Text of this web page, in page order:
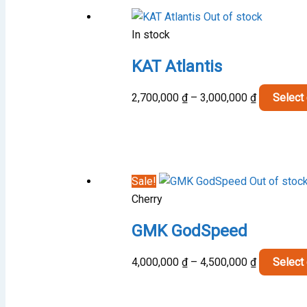
Out of stock
In stock
KAT Atlantis
2,700,000 ₫ – 3,000,000 ₫Price
range:
Select
Sale!
Out of
Cherry
GMK GodSpeed
4,000,000 ₫ – 4,500,000 ₫Price
range:
Select